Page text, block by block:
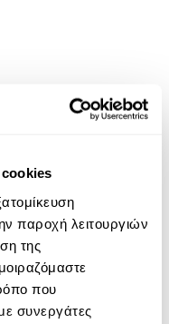
cookies
παροχή λειτουργιών
της
που
συνεργάτες